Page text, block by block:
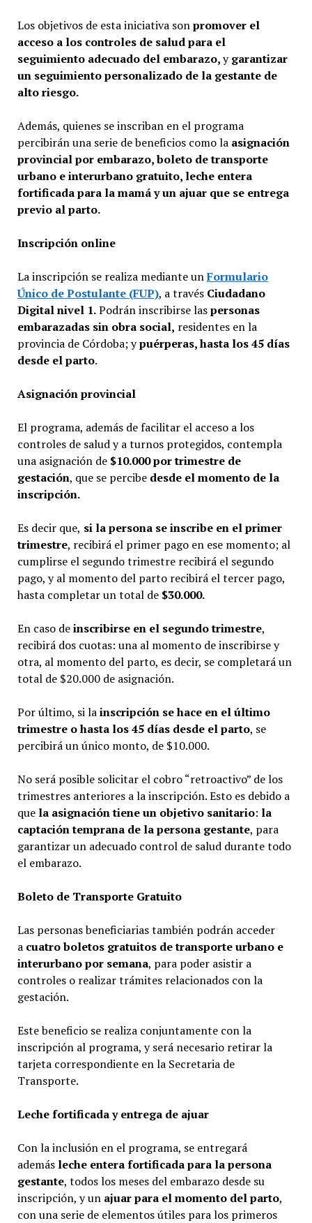
Los objetivos de esta iniciativa sonpromover el
acceso a los controles de salud para el
seguimiento adecuado del embarazo,ygarantizar
un seguimiento personalizado de la gestante de
alto riesgo.
Además, quienes se inscriban en el programa
percibirán una serie de beneficios como la asignación
provincial por embarazo, boleto de transporte
urbano e interurbano gratuito, leche entera
fortificada para la mamá y un ajuar que se entrega
previo al parto.
Inscripción online
La inscripción se realiza mediante unFormulario
Único de Postulante (FUP), a través Ciudadano
Digital nivel 1.Podrán inscribirse laspersonas
embarazadas sin obra social, residentes en la
provincia de Córdoba; ypuérperas, hasta los 45 días
desde el parto.
Asignación provincial
El programa, además de facilitar el acceso a los
controles de salud y a turnos protegidos, contempla
una asignación de $10.000 por trimestre de
gestación, que se percibe desde el momento de la
inscripción.
Es decir que, si la persona se inscribe en el primer
trimestre, recibirá el primer pago en ese momento; al
cumplirse el segundo trimestre recibirá el segundo
pago, y al momento del parto recibirá el tercer pago,
hasta completar un total de $30.000.
En caso deinscribirse en el segundo trimestre,
recibirá dos cuotas: una al momento de inscribirse y
otra, al momento del parto, es decir, se completará un
total de $20.000 de asignación.
Por último, si lainscripción se hace en el último
trimestre o hasta los 45 días desde el parto, se
percibirá un único monto, de $10.000.
No será posible solicitar el cobro “retroactivo” de los
trimestres anteriores a la inscripción. Esto es debido a
que la asignación tiene un objetivo sanitario: la
captación temprana de la persona gestante, para
garantizar un adecuado control de salud durante todo
el embarazo.
Boleto de Transporte Gratuito
Las personas beneficiarias también podrán acceder
a cuatro boletos gratuitos de transporte urbano e
interurbano por semana, para poder asistir a
controles o realizar trámites relacionados con la
gestación.
Este beneficio se realiza conjuntamente con la
inscripción al programa, y será necesario retirar la
tarjeta correspondiente en la Secretaria de
Transporte.
Leche fortificada y entrega de ajuar
Con la inclusión en el programa, se entregará
además leche enterafortificada para la persona
gestante, todos los meses del embarazo desde su
inscripción, y un ajuar para el momento del parto,
con una serie de elementos útiles para los primeros